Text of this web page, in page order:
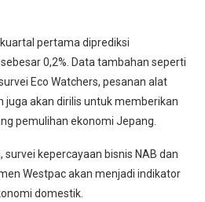
pertama diprediksi
0,2%. Data tambahan seperti
Eco Watchers, pesanan alat
juga akan dirilis untuk memberikan
pemulihan ekonomi Jepang.
kepercayaan bisnis NAB dan
Westpac akan menjadi indikator
domestik.